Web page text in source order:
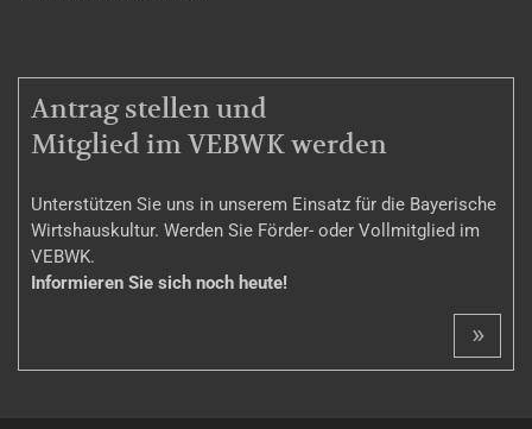
MITGLIEDSCHAFT
Antrag stellen und
Mitglied im VEBWK werden
Unterstützen Sie uns in unserem Einsatz für die Bayerische
Wirtshauskultur. Werden Sie Förder- oder Vollmitglied im
VEBWK.
Informieren Sie sich noch heute!
»